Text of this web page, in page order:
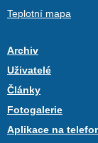
Teplotní mapa
Archiv
Uživatelé
Články
Fotogalerie
Aplikace na